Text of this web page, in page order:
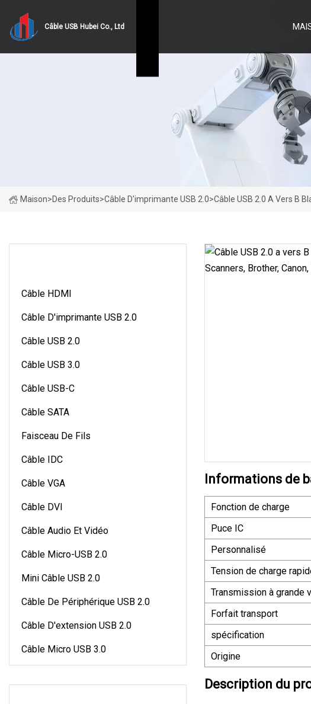
Câble USB Hubei Co., Ltd
Maison>Des Produits>Câble D'imprimante USB 2.0>Câble USB 2.0 A Vers B
Câble HDMI
Câble D'imprimante USB 2.0
Câble USB 2.0
Câble USB 3.0
Câble USB-C
Câble SATA
Faisceau De Fils
Câble IDC
Câble VGA
Câble DVI
Câble Audio Et Vidéo
Câble Micro-USB 2.0
Mini Câble USB 2.0
Câble De Périphérique USB 2.0
Câble D'extension USB 2.0
Câble Micro USB 3.0
Informations de
Fonction de charge
Puce IC
Personnalisé
Tension de charge
Transmission à grande
Forfait transport
spécification
Origine
Description du